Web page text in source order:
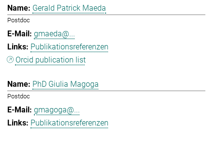
Gerald Patrick Maeda
Postdoc
gmaeda@...
Publikationsreferenzen
Orcid publication list
PhD Giulia Magoga
Postdoc
gmagoga@...
Publikationsreferenzen